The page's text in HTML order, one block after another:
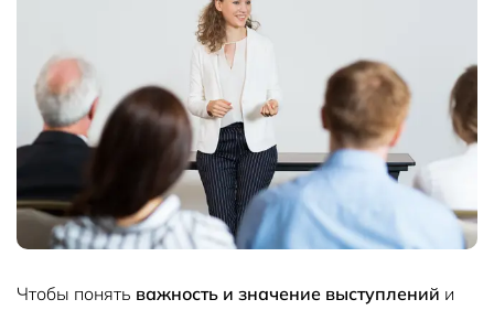
Чтобы понять важность и значение выступлений и